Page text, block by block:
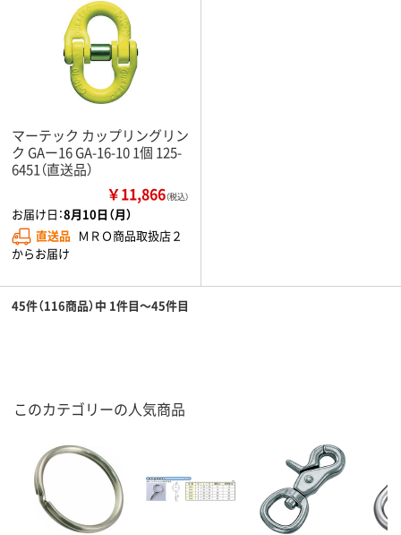
マーテック カップリングリン
ク GAー16 GA-16-10 1個 125-
6451（直送品）
￥11,866（税込）
お届け日：8月10日（月）
直送品 ＭＲＯ商品取扱店２
からお届け
45件（116商品）中 1件目～45件目
このカテゴリーの人気商品